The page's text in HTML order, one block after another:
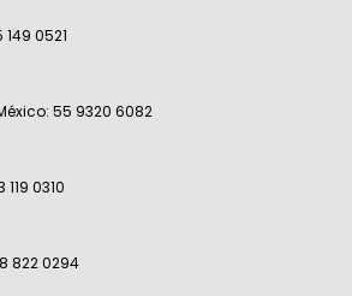
0521
55 9320 6082
0310
822 0294